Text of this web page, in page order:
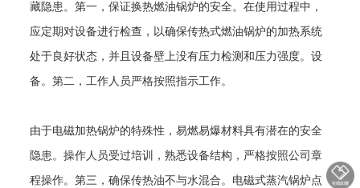
藏隐患。第一，保证换热燃油锅炉的安全。在使用过程中，
应定期对设备进行检查，以确保传热式燃油锅炉的加热系统
处于良好状态，并且设备壁上没有压力检测和压力强度。设
备。第二，工作人员严格按照指示工作。
由于电磁加热锅炉的特殊性，易燃易爆材料具有潜在的安全
隐患。操作人员受过培训，熟悉设备结构，严格按照公司章
程操作。第三，确保传热油不与水混合。电磁式蒸汽锅炉点